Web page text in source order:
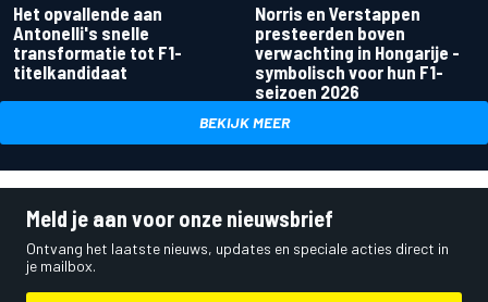
Het opvallende aan
Antonelli's snelle
transformatie tot F1-
titelkandidaat
Norris en Verstappen
presteerden boven
verwachting in Hongarije -
symbolisch voor hun F1-
seizoen 2026
BEKIJK MEER
Meld je aan voor onze nieuwsbrief
Ontvang het laatste nieuws, updates en speciale acties direct in
je mailbox.